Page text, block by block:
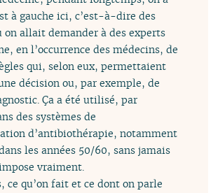
à gauche ici, c’est-à-dire des
on allait demander à des experts
en l’occurrence des médecins, de
qui, selon eux, permettaient
décision ou, par exemple, de
Ça a été utilisé, par
des systèmes de
d’antibiothérapie, notamment
les années 50/60, sans jamais
vraiment.
ce qu’on fait et ce dont on parle